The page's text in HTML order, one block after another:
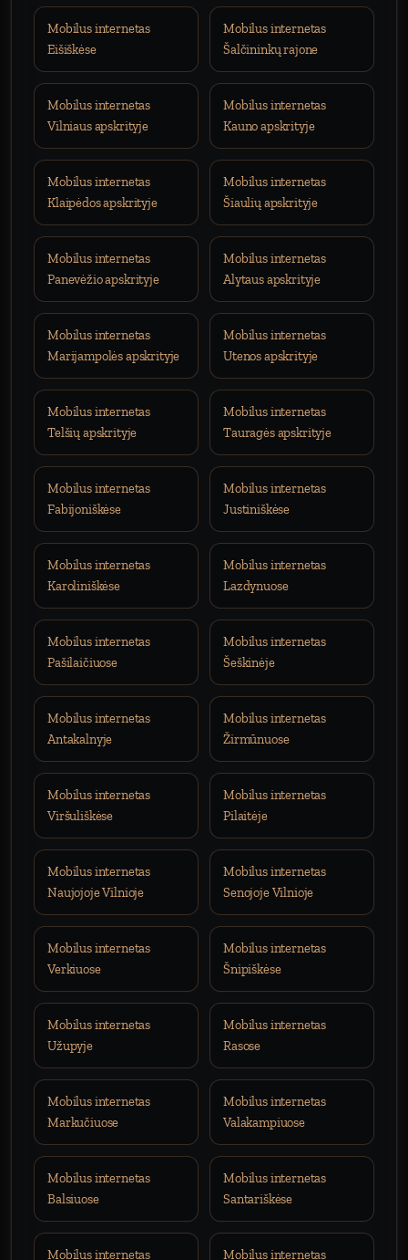
Mobilus internetas
Eišiškėse
Mobilus internetas
Šalčininkų rajone
Mobilus internetas
Vilniaus apskrityje
Mobilus internetas
Kauno apskrityje
Mobilus internetas
Klaipėdos apskrityje
Mobilus internetas
Šiaulių apskrityje
Mobilus internetas
Panevėžio apskrityje
Mobilus internetas
Alytaus apskrityje
Mobilus internetas
Marijampolės apskrityje
Mobilus internetas
Utenos apskrityje
Mobilus internetas
Telšių apskrityje
Mobilus internetas
Tauragės apskrityje
Mobilus internetas
Fabijoniškėse
Mobilus internetas
Justiniškėse
Mobilus internetas
Karoliniškėse
Mobilus internetas
Lazdynuose
Mobilus internetas
Pašilaičiuose
Mobilus internetas
Šeškinėje
Mobilus internetas
Antakalnyje
Mobilus internetas
Žirmūnuose
Mobilus internetas
Viršuliškėse
Mobilus internetas
Pilaitėje
Mobilus internetas
Naujojoje Vilnioje
Mobilus internetas
Senojoje Vilnioje
Mobilus internetas
Verkiuose
Mobilus internetas
Šnipiškėse
Mobilus internetas
Užupyje
Mobilus internetas
Rasose
Mobilus internetas
Markučiuose
Mobilus internetas
Valakampiuose
Mobilus internetas
Balsiuose
Mobilus internetas
Santariškėse
Mobilus internetas Mobilus internetas